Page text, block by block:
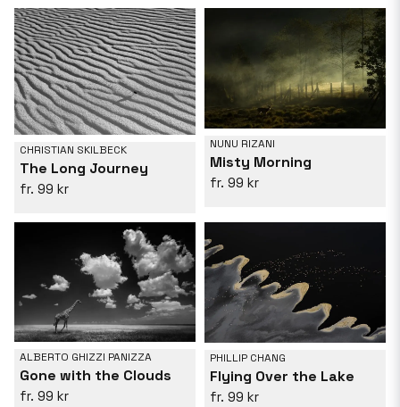
CHRISTIAN SKILBECK
The Long Journey
99 kr
NUNU RIZANI
Misty Morning
99 kr
ALBERTO GHIZZI PANIZZA
Gone with the Clouds
99 kr
PHILLIP CHANG
Flying Over the Lake
99 kr